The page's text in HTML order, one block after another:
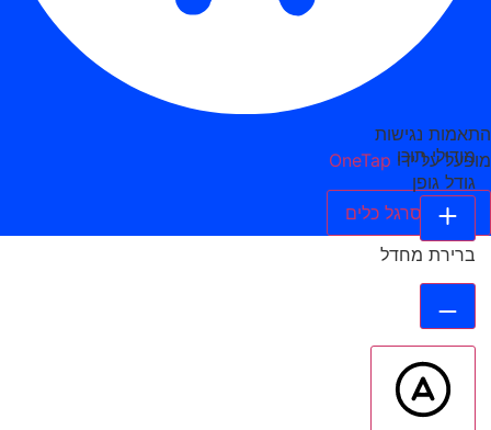
התאמות נגישות
מופעל על ידי OneTap
הסתר סרגל כלים
מודולי תוכן
גודל גופן
ברירת מחדל